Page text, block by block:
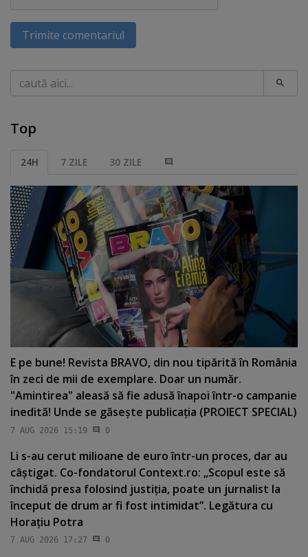
Trimite comentariul
Caută
Top
24H 7 ZILE 30 ZILE
E pe bune! Revista BRAVO, din nou tipărită în România
în zeci de mii de exemplare. Doar un număr.
"Amintirea" aleasă să fie adusă înapoi într-o campanie
inedită! Unde se găseşte publicaţia (PROIECT SPECIAL)
7 AUG 2026 15:19 0
Li s-au cerut milioane de euro într-un proces, dar au
câştigat. Co-fondatorul Context.ro: „Scopul este să
închidă presa folosind justiţia, poate un jurnalist la
început de drum ar fi fost intimidat”. Legătura cu
Horaţiu Potra
7 AUG 2026 17:27 0